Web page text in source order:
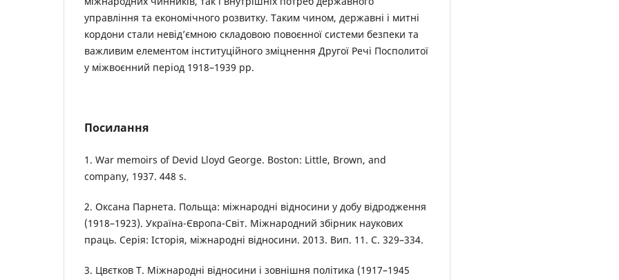
управління та економічного розвитку. Таким чином, державні і митні
кордони стали невід’ємною складовою повоєнної системи безпеки та
важливим елементом інституційного зміцнення Другої Речі Посполитої
у міжвоєнний період 1918–1939 рр.
Посилання
1. War memoirs of Devid Lloyd George. Boston: Little, Brown, and
company, 1937. 448 s.
2. Оксана Парнета. Польща: міжнародні відносини у добу відродження
(1918–1923). Україна-Європа-Світ. Міжнародний збірник наукових
праць. Серія: Історія, міжнародні відносини. 2013. Вип. 11. С. 329–334.
3. Цвєтков Т. Міжнародні відносини і зовнішня політика (1917–1945